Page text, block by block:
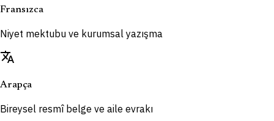
Fransızca
Niyet mektubu ve kurumsal yazışma
translate
Arapça
Bireysel resmî belge ve aile evrakı